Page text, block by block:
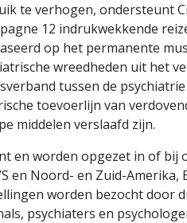
te verhogen, ondersteunt
12 indrukwekkende
op het permanente
wreedheden uit het
tussen de psychiatrie
toevoerlijn van
middelen verslaafd zijn.
en worden opgezet in of bij
en Noord- en Zuid-Amerika,
worden bezocht door
psychiaters en